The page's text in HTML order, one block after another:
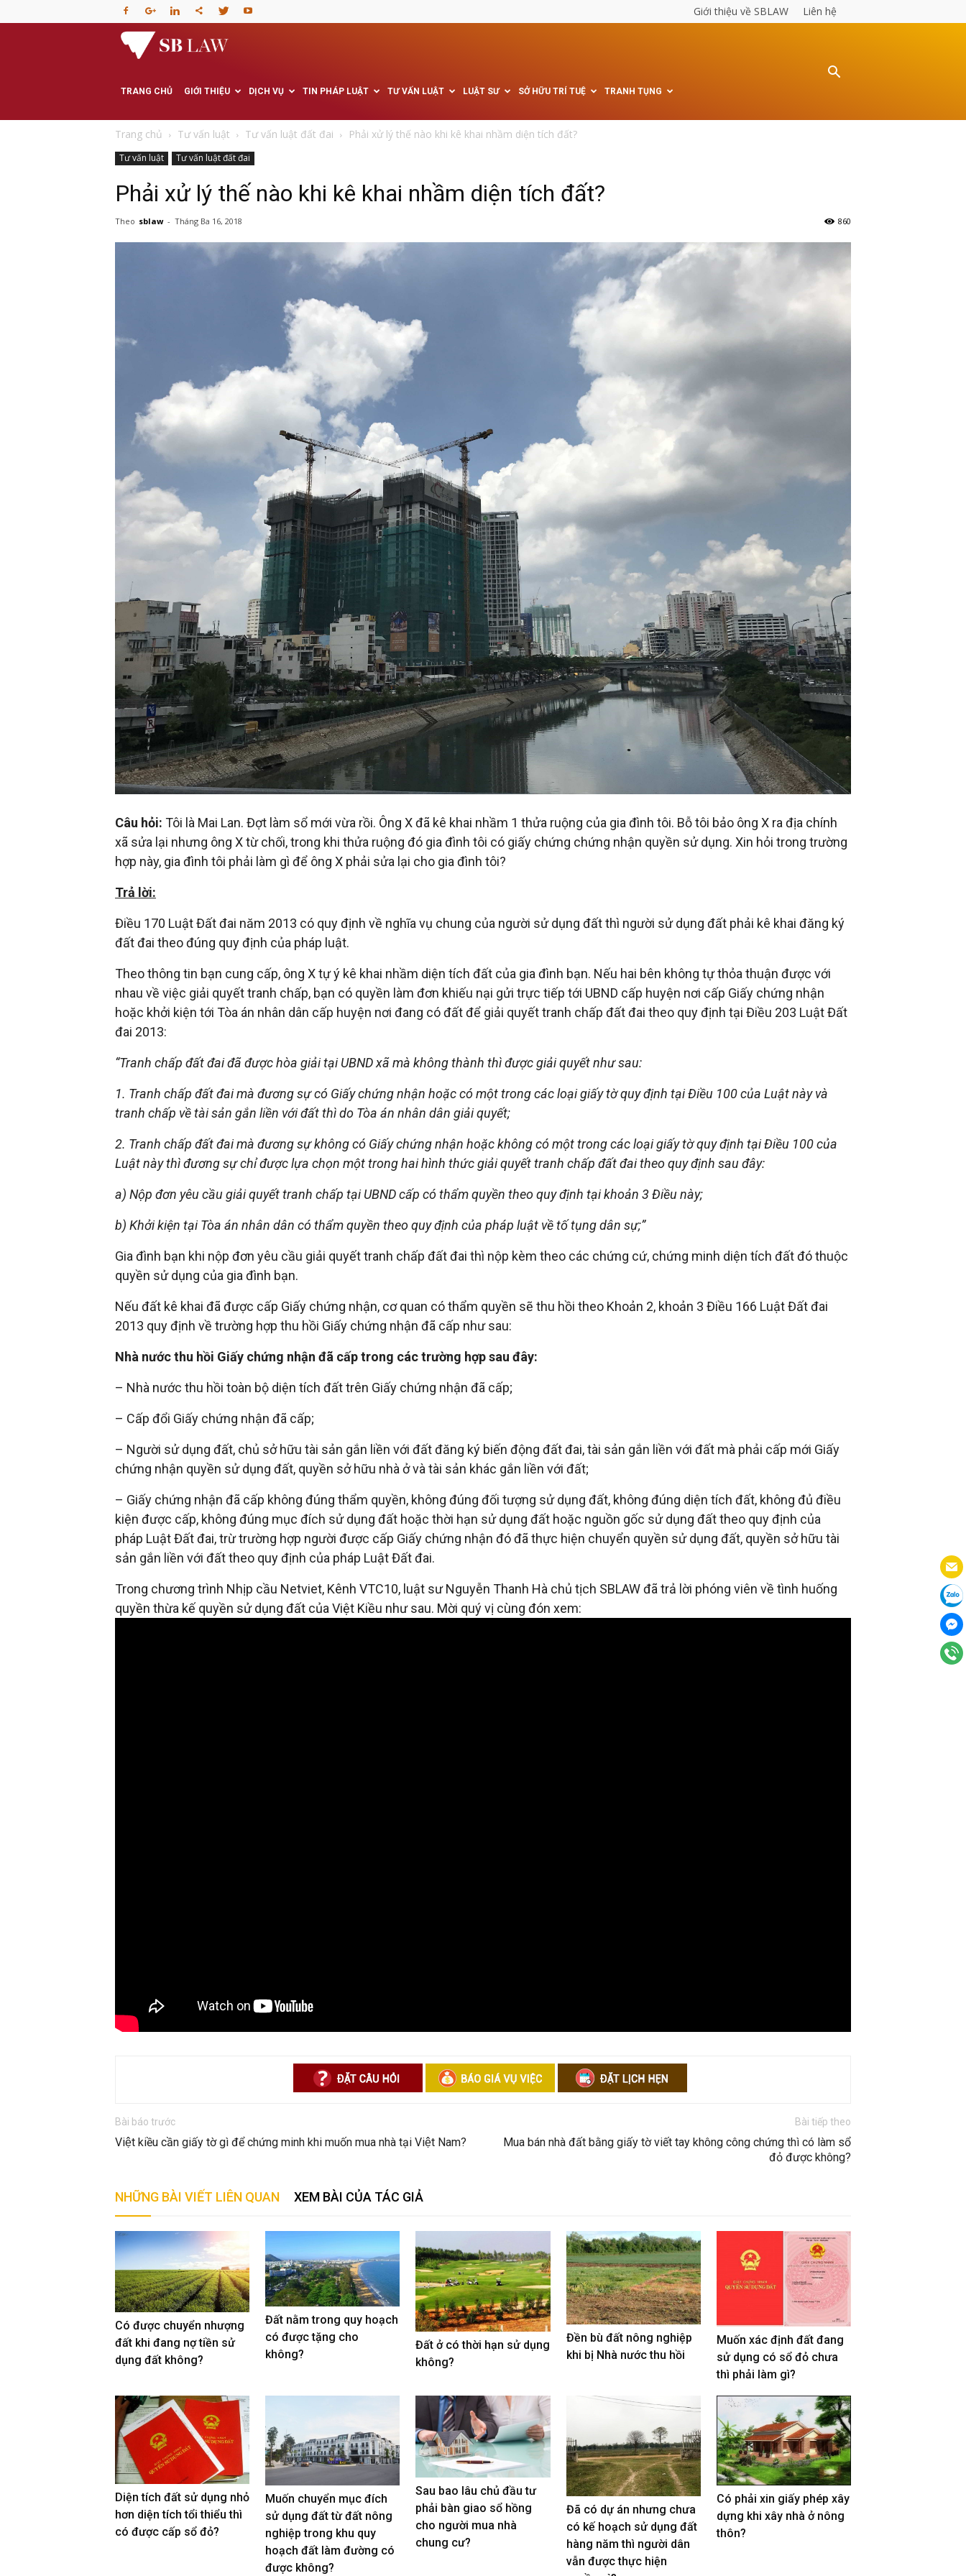
Giới thiệu về SBLAW Liên hệ
phòng
Luật
Đại
diện
sở
hữu
trí
tuệ
TRANG CHỦ GIỚI THIỆU DỊCH VỤ TIN PHÁP LUẬT TƯ VẤN LUẬT LUẬT SƯ SỞ HỮU TRÍ TUỆ TRANH TỤNG
Trang chủ Tư vấn luật Tư vấn luật đất đai Phải xử lý thế nào khi kê khai nhầm diện tích đất?
Tư vấn luật Tư vấn luật đất đai
Phải xử lý thế nào khi kê khai nhầm diện tích đất?
Theo sblaw - Tháng Ba 16, 2018 860
Câu hỏi: Tôi là Mai Lan. Đợt làm sổ mới vừa rồi. Ông X đã kê khai nhầm 1 thửa ruộng của gia đình tôi. Bỗ tôi bảo ông X ra địa chính
xã sửa lại nhưng ông X từ chối, trong khi thửa ruộng đó gia đình tôi có giấy chứng chứng nhận quyền sử dụng. Xin hỏi trong trường
hợp này, gia đình tôi phải làm gì để ông X phải sửa lại cho gia đình tôi?
Trả lời:
Điều 170 Luật Đất đai năm 2013 có quy định về nghĩa vụ chung của người sử dụng đất thì người sử dụng đất phải kê khai đăng ký
đất đai theo đúng quy định của pháp luật.
Theo thông tin bạn cung cấp, ông X tự ý kê khai nhầm diện tích đất của gia đình bạn. Nếu hai bên không tự thỏa thuận được với
nhau về việc giải quyết tranh chấp, bạn có quyền làm đơn khiếu nại gửi trực tiếp tới UBND cấp huyện nơi cấp Giấy chứng nhận
hoặc khởi kiện tới Tòa án nhân dân cấp huyện nơi đang có đất để giải quyết tranh chấp đất đai theo quy định tại Điều 203 Luật Đất
đai 2013:
“Tranh chấp đất đai đã được hòa giải tại UBND xã mà không thành thì được giải quyết như sau:
1. Tranh chấp đất đai mà đương sự có Giấy chứng nhận hoặc có một trong các loại giấy tờ quy định tại Điều 100 của Luật này và
tranh chấp về tài sản gắn liền với đất thì do Tòa án nhân dân giải quyết;
2. Tranh chấp đất đai mà đương sự không có Giấy chứng nhận hoặc không có một trong các loại giấy tờ quy định tại Điều 100 của
Luật này thì đương sự chỉ được lựa chọn một trong hai hình thức giải quyết tranh chấp đất đai theo quy định sau đây:
a) Nộp đơn yêu cầu giải quyết tranh chấp tại UBND cấp có thẩm quyền theo quy định tại khoản 3 Điều này;
b) Khởi kiện tại Tòa án nhân dân có thẩm quyền theo quy định của pháp luật về tố tụng dân sự;”
Gia đình bạn khi nộp đơn yêu cầu giải quyết tranh chấp đất đai thì nộp kèm theo các chứng cứ, chứng minh diện tích đất đó thuộc
quyền sử dụng của gia đình bạn.
Nếu đất kê khai đã được cấp Giấy chứng nhận, cơ quan có thẩm quyền sẽ thu hồi theo Khoản 2, khoản 3 Điều 166 Luật Đất đai
2013 quy định về trường hợp thu hồi Giấy chứng nhận đã cấp như sau:
Nhà nước thu hồi Giấy chứng nhận đã cấp trong các trường hợp sau đây:
– Nhà nước thu hồi toàn bộ diện tích đất trên Giấy chứng nhận đã cấp;
– Cấp đổi Giấy chứng nhận đã cấp;
– Người sử dụng đất, chủ sở hữu tài sản gắn liền với đất đăng ký biến động đất đai, tài sản gắn liền với đất mà phải cấp mới Giấy
chứng nhận quyền sử dụng đất, quyền sở hữu nhà ở và tài sản khác gắn liền với đất;
– Giấy chứng nhận đã cấp không đúng thẩm quyền, không đúng đối tượng sử dụng đất, không đúng diện tích đất, không đủ điều
kiện được cấp, không đúng mục đích sử dụng đất hoặc thời hạn sử dụng đất hoặc nguồn gốc sử dụng đất theo quy định của
pháp Luật Đất đai, trừ trường hợp người được cấp Giấy chứng nhận đó đã thực hiện chuyển quyền sử dụng đất, quyền sở hữu tài
sản gắn liền với đất theo quy định của pháp Luật Đất đai.
Trong chương trình Nhịp cầu Netviet, Kênh VTC10, luật sư Nguyễn Thanh Hà chủ tịch SBLAW đã trả lời phóng viên về tình huống
quyền thừa kế quyền sử dụng đất của Việt Kiều như sau. Mời quý vị cùng đón xem:
Bài báo trước
Việt kiều cần giấy tờ gì để chứng minh khi muốn mua nhà tại Việt Nam?
Bài tiếp theo
Mua bán nhà đất bằng giấy tờ viết tay không công chứng thì có làm sổ
đỏ được không?
NHỮNG BÀI VIẾT LIÊN QUAN XEM BÀI CỦA TÁC GIẢ
Có được chuyển nhượng
đất khi đang nợ tiền sử
dụng đất không?
Đất nằm trong quy hoạch
có được tặng cho
không?
Đất ở có thời hạn sử dụng
không?
Đền bù đất nông nghiệp
khi bị Nhà nước thu hồi
Muốn xác định đất đang
sử dụng có sổ đỏ chưa
thì phải làm gì?
Diện tích đất sử dụng nhỏ
hơn diện tích tổi thiểu thì
có được cấp sổ đỏ?
Muốn chuyển mục đích
sử dụng đất từ đất nông
nghiệp trong khu quy
hoạch đất làm đường có
được không?
Sau bao lâu chủ đầu tư
phải bàn giao sổ hồng
cho người mua nhà
chung cư?
Đã có dự án nhưng chưa
có kế hoạch sử dụng đất
hàng năm thì người dân
vẫn được thực hiện
Có phải xin giấy phép xây
dựng khi xây nhà ở nông
thôn?